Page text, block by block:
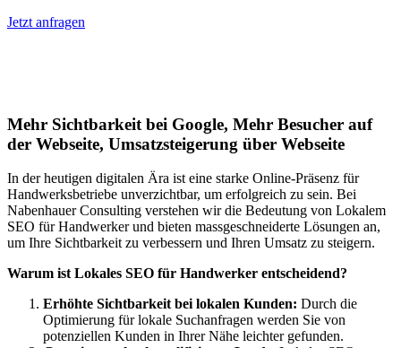
Jetzt anfragen
Mehr Sichtbarkeit bei Google, Mehr Besucher auf
der Webseite, Umsatzsteigerung über Webseite
In der heutigen digitalen Ära ist eine starke Online-Präsenz für
Handwerksbetriebe unverzichtbar, um erfolgreich zu sein. Bei
Nabenhauer Consulting verstehen wir die Bedeutung von Lokalem
SEO für Handwerker und bieten massgeschneiderte Lösungen an,
um Ihre Sichtbarkeit zu verbessern und Ihren Umsatz zu steigern.
Warum ist Lokales SEO für Handwerker entscheidend?
Erhöhte Sichtbarkeit bei lokalen Kunden: Durch die
Optimierung für lokale Suchanfragen werden Sie von
potenziellen Kunden in Ihrer Nähe leichter gefunden.